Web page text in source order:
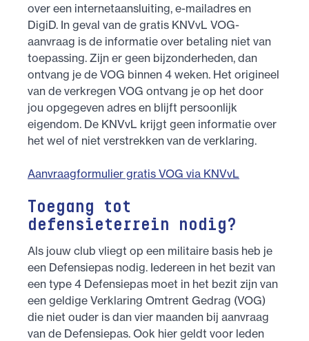
over een internetaansluiting, e-mailadres en
DigiD. In geval van de gratis KNVvL VOG-
aanvraag is de informatie over betaling niet van
toepassing. Zijn er geen bijzonderheden, dan
ontvang je de VOG binnen 4 weken. Het origineel
van de verkregen VOG ontvang je op het door
jou opgegeven adres en blijft persoonlijk
eigendom. De KNVvL krijgt geen informatie over
het wel of niet verstrekken van de verklaring.
Aanvraagformulier gratis VOG via KNVvL
Toegang tot
defensieterrein nodig?
Als jouw club vliegt op een militaire basis heb je
een Defensiepas nodig. Iedereen in het bezit van
een type 4 Defensiepas moet in het bezit zijn van
een geldige Verklaring Omtrent Gedrag (VOG)
die niet ouder is dan vier maanden bij aanvraag
van de Defensiepas. Ook hier geldt voor leden